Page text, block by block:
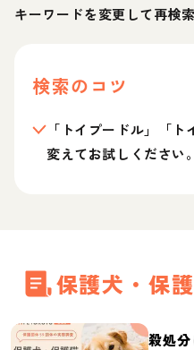
キーワードを変更して再検
検索のコツ
「トイプードル」「
変えてお試しください。
保護犬・保
殺処